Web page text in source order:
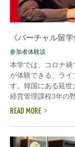
《バーチャル留
参加者体験談
本学では、コロナ
が体験できる、ラ
す。韓国にある延世
経営管理課程3年の
READ MORE